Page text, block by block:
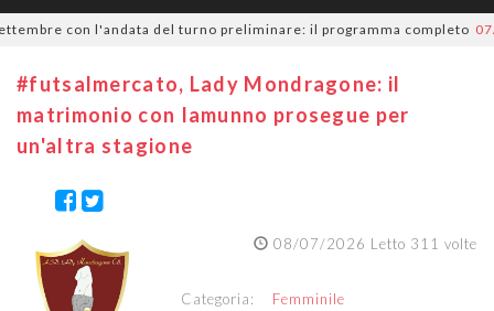
con l'andata del turno preliminare: il programma completo 07/08/
#futsalmercato, Lady Mondragone: il
matrimonio con Iamunno prosegue per
un'altra stagione
08/07/2026 Letto 311 volte
Categoria: Femminile